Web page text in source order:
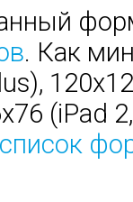
. Как
(iPad